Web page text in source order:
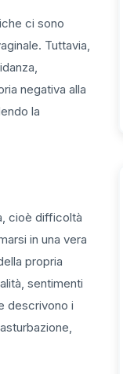
ci sono
Tuttavia,
negativa alla
la
cioè difficoltà
in una vera
propria
sentimenti
descrivono i